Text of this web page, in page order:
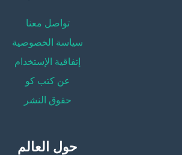
تواصل معنا
سياسة الخصوصية
إتفاقية الإستخدام
عن كتب كو
حقوق النشر
حول العالم